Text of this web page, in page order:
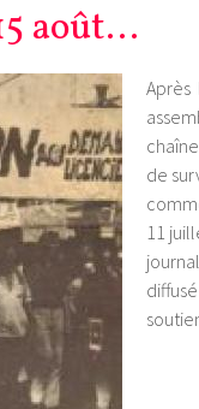
août…
Après
de
11